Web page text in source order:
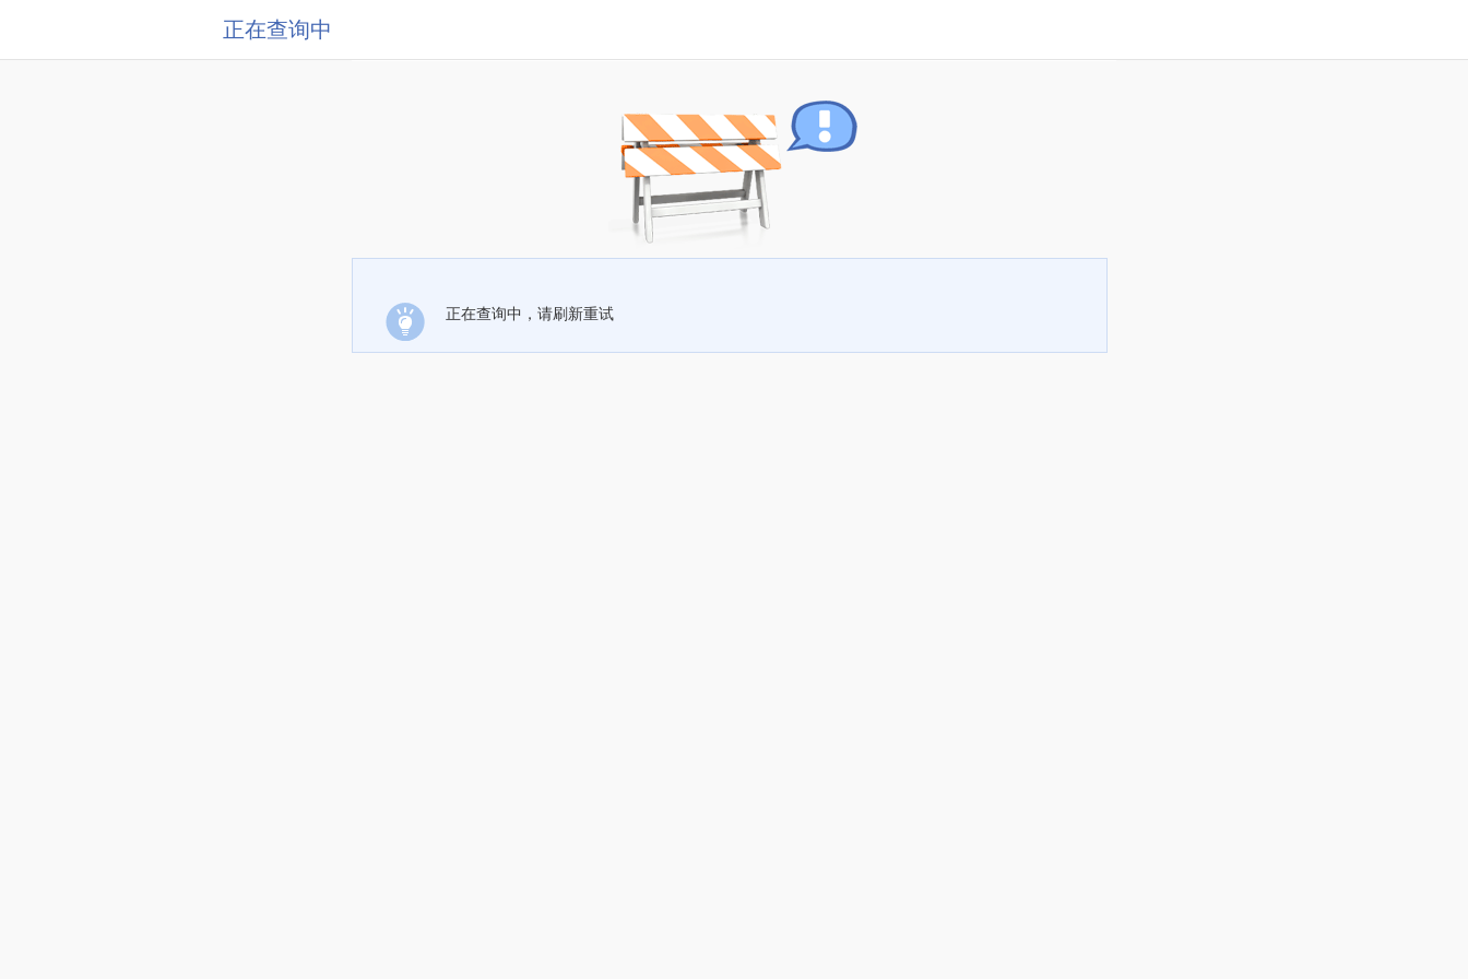
正在查询中
正在查询中，请刷新重试